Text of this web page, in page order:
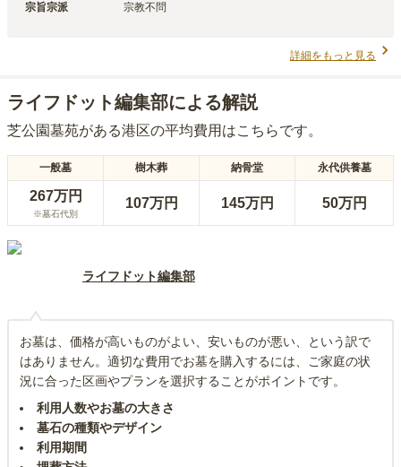
宗旨宗派 宗教不問
詳細をもっと見る
ライフドット編集部による解説
芝公園墓苑がある港区の平均費用はこちらです。
一般墓 樹木葬 納骨堂 永代供養墓
267万円
※墓石代別
107万円 145万円 50万円
ライフドット編集部
お墓は、価格が高いものがよい、安いものが悪い、という訳で
はありません。適切な費用でお墓を購入するには、ご家庭の状
況に合った区画やプランを選択することがポイントです。
利用人数やお墓の大きさ
墓石の種類やデザイン
利用期間